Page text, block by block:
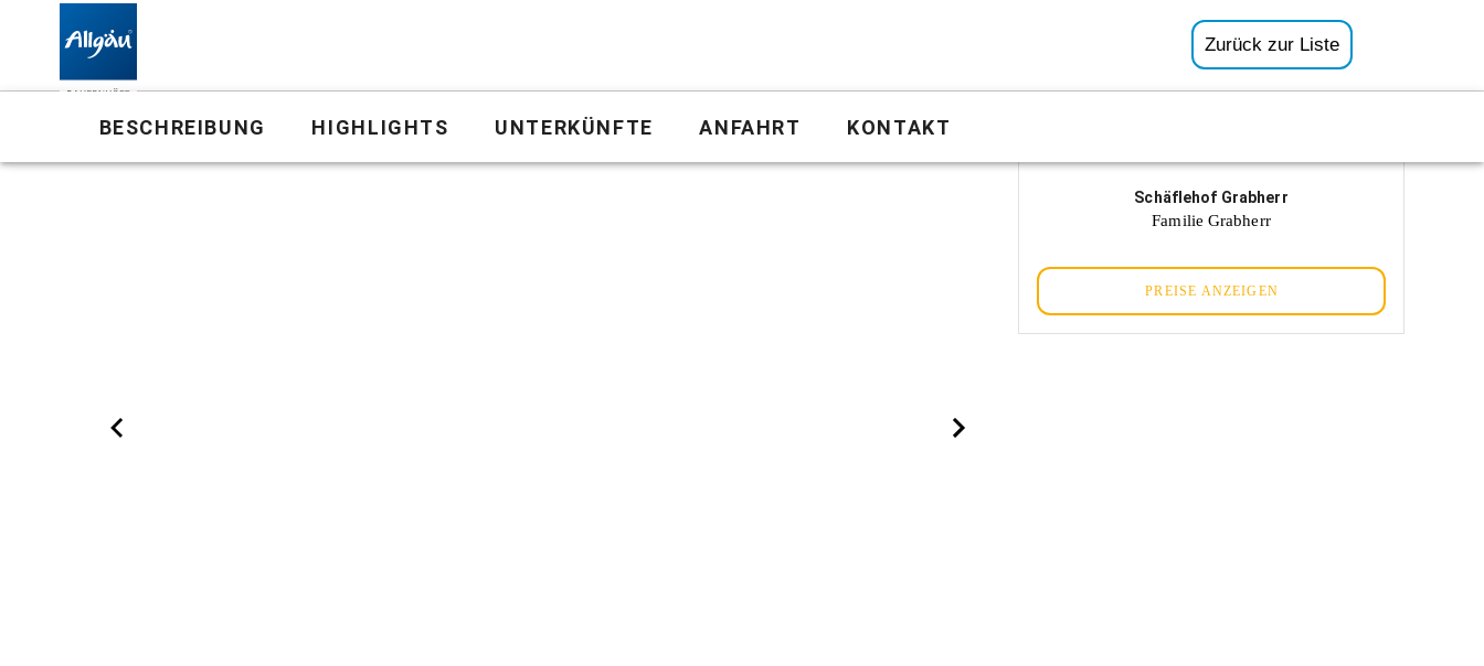
Zurück zur Liste
BESCHREIBUNG HIGHLIGHTS UNTERKÜNFTE ANFAHRT KONTAKT
Schäflehof Grabherr
Familie Grabherr
PREISE ANZEIGEN